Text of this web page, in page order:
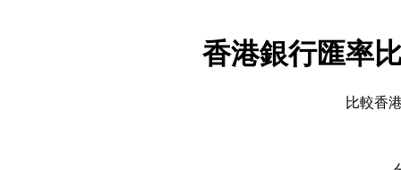
香港銀行匯率
比較香